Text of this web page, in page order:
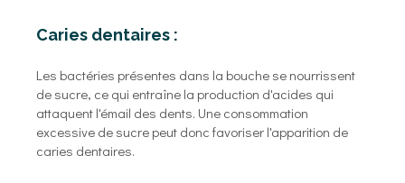
Caries dentaires :
Les bactéries présentes dans la bouche se nourrissent
de sucre, ce qui entraîne la production d'acides qui
attaquent l'émail des dents. Une consommation
excessive de sucre peut donc favoriser l'apparition de
caries dentaires.